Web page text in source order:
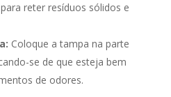
reter resíduos sólidos e
Coloque a tampa na parte
se de que esteja bem
de odores.